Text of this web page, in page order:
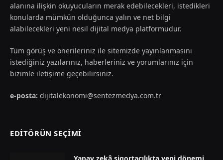
alanına ilişkin okuyucuların merak edebilecekleri, istedikleri
konularda mümkün olduğunca yalın ve net bilgi
alabilecekleri yeni nesil dijital medya platformudur.
Tüm görüş ve önerileriniz ile sitemizde yayınlanmasını
istediğiniz yazılarınız, haberleriniz ve yorumlarınız için
bizimle iletişime geçebilirsiniz.
e-posta: dijitalekonomi@sentezmedya.com.tr
EDİTÖRÜN SEÇİMİ